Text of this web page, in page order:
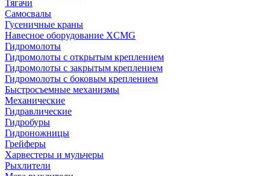
Тягачи
Самосвалы
Гусеничные краны
Навесное оборудование XCMG
Гидромолоты
Гидромолоты с открытым креплением
Гидромолоты с закрытым креплением
Гидромолоты с боковым креплением
Быстросъемные механизмы
Механические
Гидравлические
Гидробуры
Гидроножницы
Грейферы
Харвестеры и мульчеры
Рыхлители